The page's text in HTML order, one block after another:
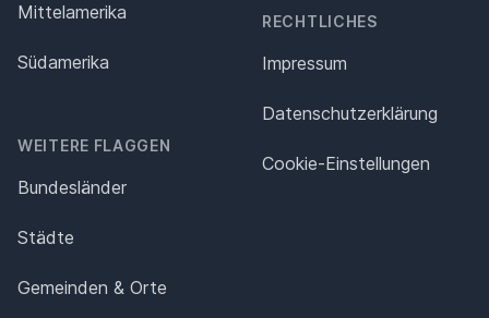
Mittelamerika
Südamerika
WEITERE FLAGGEN
Bundesländer
Städte
Gemeinden & Orte
RECHTLICHES
Impressum
Datenschutz­erklärung
Cookie-Einstellungen